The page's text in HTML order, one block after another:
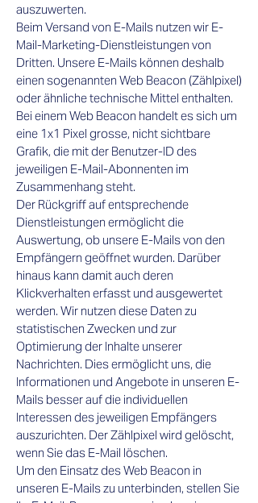
auszuwerten.
Beim Versand von E-Mails nutzen wir E-
Mail-Marketing-Dienstleistungen von
Dritten. Unsere E-Mails können deshalb
einen sogenannten Web Beacon (Zählpixel)
oder ähnliche technische Mittel enthalten.
Bei einem Web Beacon handelt es sich um
eine 1x1 Pixel grosse, nicht sichtbare
Grafik, die mit der Benutzer-ID des
jeweiligen E-Mail-Abonnenten im
Zusammenhang steht.
Der Rückgriff auf entsprechende
Dienstleistungen ermöglicht die
Auswertung, ob unsere E-Mails von den
Empfängern geöffnet wurden. Darüber
hinaus kann damit auch deren
Klickverhalten erfasst und ausgewertet
werden. Wir nutzen diese Daten zu
statistischen Zwecken und zur
Optimierung der Inhalte unserer
Nachrichten. Dies ermöglicht uns, die
Informationen und Angebote in unseren E-
Mails besser auf die individuellen
Interessen des jeweiligen Empfängers
auszurichten. Der Zählpixel wird gelöscht,
wenn Sie das E-Mail löschen.
Um den Einsatz des Web Beacon in
unseren E-Mails zu unterbinden, stellen Sie